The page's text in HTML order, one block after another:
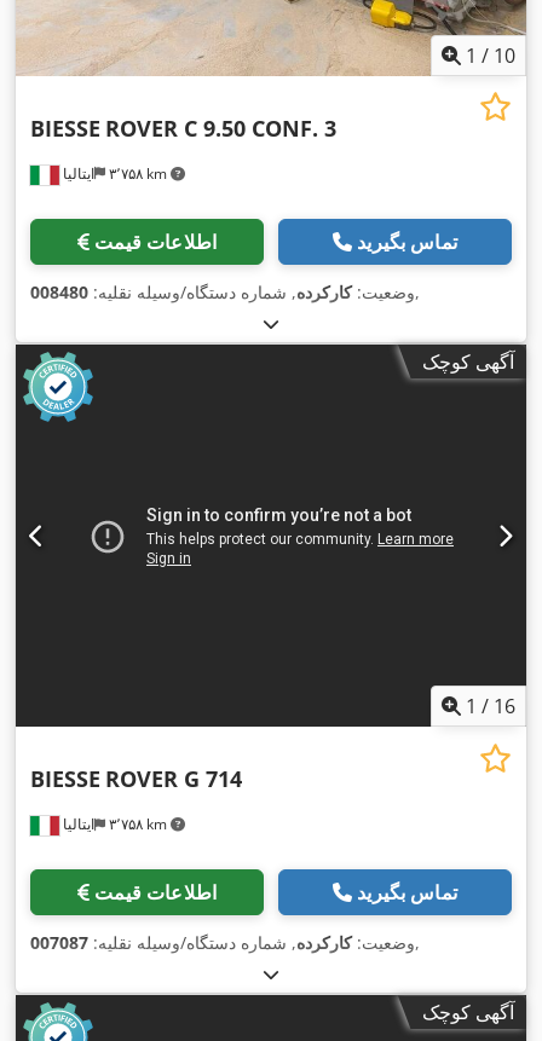
1 / 10
ایتالیا ۳٬۷۵۸ km
BIESSE ROVER C 9.50 CONF. 3
اطلاعات قیمت تماس بگیرید
وضعیت:کارکرده, شماره دستگاه/وسیله نقلیه: 008480 ,
آگهی کوچک
1 / 16
ایتالیا ۳٬۷۵۸ km
BIESSE ROVER G 714
اطلاعات قیمت تماس بگیرید
وضعیت:کارکرده, شماره دستگاه/وسیله نقلیه: 007087 ,
آگهی کوچک